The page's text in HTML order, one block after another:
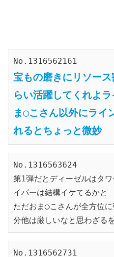
No.1316562161
宝もの磨きにリソー
らい活躍してくれよ
ま◯こさん以外にライ
れるとちょっと微妙
No.1316563624
第1弾だとディーゼルはタ
イパーは結構イケてるかと
ただおま◯こさんが全方位
分他は厳しいなと思わざる
No.1316562731